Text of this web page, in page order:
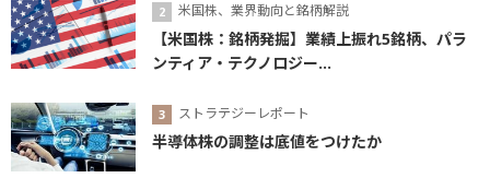
米国株、業界動向と銘柄解説
【米国株：銘柄発掘】業績上振れ5銘柄、パラ
ンティア・テクノロジー...
ストラテジーレポート
半導体株の調整は底値をつけたか